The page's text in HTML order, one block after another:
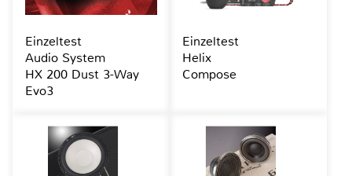
Einzeltest
Audio System
HX 200 Dust 3-Way
Evo3
Einzeltest
Helix
Compose